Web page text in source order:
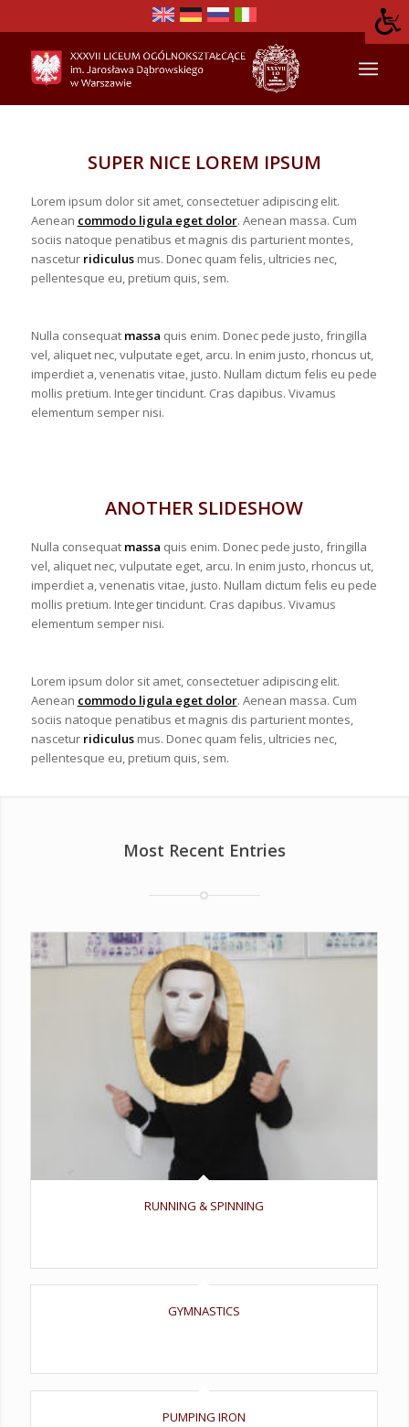
SUPER NICE LOREM IPSUM
Lorem ipsum dolor sit amet, consectetuer adipiscing elit.
Aenean commodo ligula eget dolor. Aenean massa. Cum
sociis natoque penatibus et magnis dis parturient montes,
nascetur ridiculusmus. Donec quam felis, ultricies nec,
pellentesque eu, pretium quis, sem.
Nulla consequat massa quis enim. Donec pede justo, fringilla
vel, aliquet nec, vulputate eget, arcu. In enim justo, rhoncus ut,
imperdiet a, venenatis vitae, justo. Nullam dictum felis eu pede
mollis pretium. Integer tincidunt. Cras dapibus. Vivamus
elementum semper nisi.
ANOTHER SLIDESHOW
Nulla consequat massa quis enim. Donec pede justo, fringilla
vel, aliquet nec, vulputate eget, arcu. In enim justo, rhoncus ut,
imperdiet a, venenatis vitae, justo. Nullam dictum felis eu pede
mollis pretium. Integer tincidunt. Cras dapibus. Vivamus
elementum semper nisi.
Lorem ipsum dolor sit amet, consectetuer adipiscing elit.
Aenean commodo ligula eget dolor. Aenean massa. Cum
sociis natoque penatibus et magnis dis parturient montes,
nascetur ridiculusmus. Donec quam felis, ultricies nec,
pellentesque eu, pretium quis, sem.
Most Recent Entries
RUNNING & SPINNING
GYMNASTICS
PUMPING IRON